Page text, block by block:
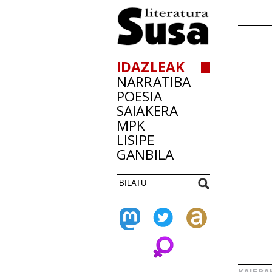
IDAZLEAK
NARRATIBA
POESIA
SAIAKERA
MPK
LISIPE
GANBILA